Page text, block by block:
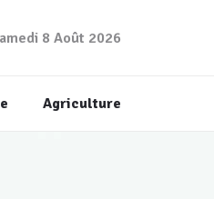
8 Août 2026
Agriculture